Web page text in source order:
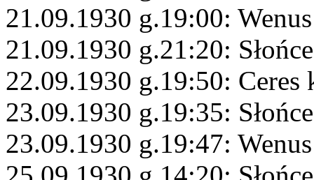
21.09.1930 g.19:00:
21.09.1930 g.21:20:
22.09.1930 g.19:50:
23.09.1930 g.19:35:
23.09.1930 g.19:47: